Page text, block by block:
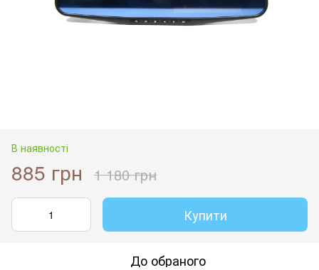
В наявності
885 грн 1 180 грн
Купити
До обраного